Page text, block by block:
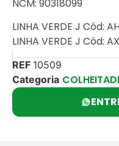
NCM: 90318099
LINHA VERDE J Cód:
LINHA VERDE J Cód:
REF 10509
Categoria